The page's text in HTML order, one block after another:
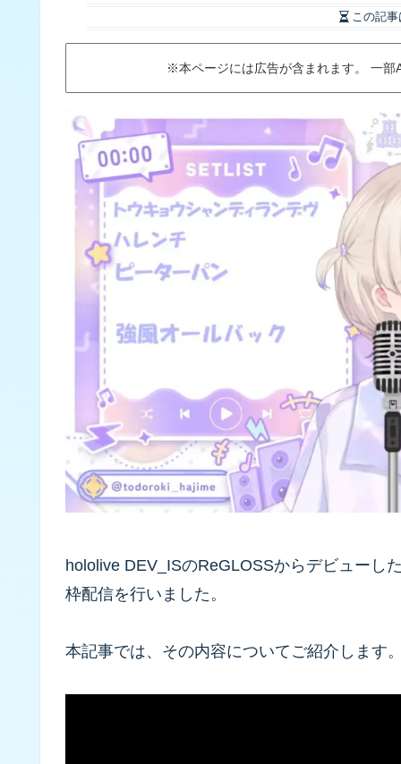
この記事
※本ページには広告が含まれます。 一部
hololive DEV_ISのReGLOSSからデビューし
枠配信を行いました。
本記事では、その内容についてご紹介します